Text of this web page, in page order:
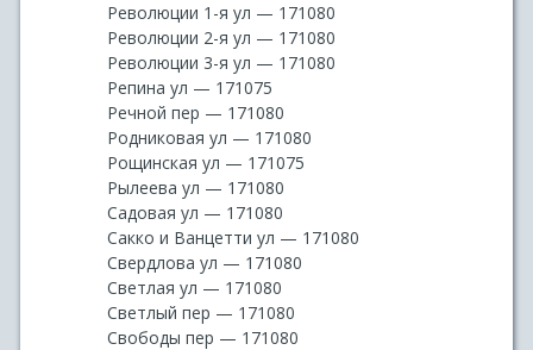
Революции 1-я ул — 171080
Революции 2-я ул — 171080
Революции 3-я ул — 171080
Репина ул — 171075
Речной пер — 171080
Родниковая ул — 171080
Рощинская ул — 171075
Рылеева ул — 171080
Садовая ул — 171080
Сакко и Ванцетти ул — 171080
Свердлова ул — 171080
Светлая ул — 171080
Светлый пер — 171080
Свободы пер — 171080